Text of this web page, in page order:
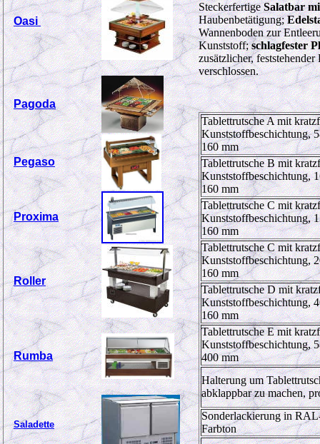
Oasi
Pagoda
Pegaso
Proxima
Roller
Rumba
Saladette
SteckerfertigeSalatbar
Haubenbetätigung;
Wannenboden zur
Kunststoff;schlagfester
zusätzlicher,
verschlossen.
Tablettrutsche A mit
Kunststoffbeschichtung,
160 mm
Tablettrutsche B mit
Kunststoffbeschichtung,
160 mm
Tablettrutsche C mit
Kunststoffbeschichtung,
160 mm
Tablettrutsche C mit
Kunststoffbeschichtung,
160 mm
Tablettrutsche D mit
Kunststoffbeschichtung,
160 mm
Tablettrutsche E mit
Kunststoffbeschichtung,
400 mm
Halterung um
abklappbar zu machen,
Sonderlackierung in
Farbton